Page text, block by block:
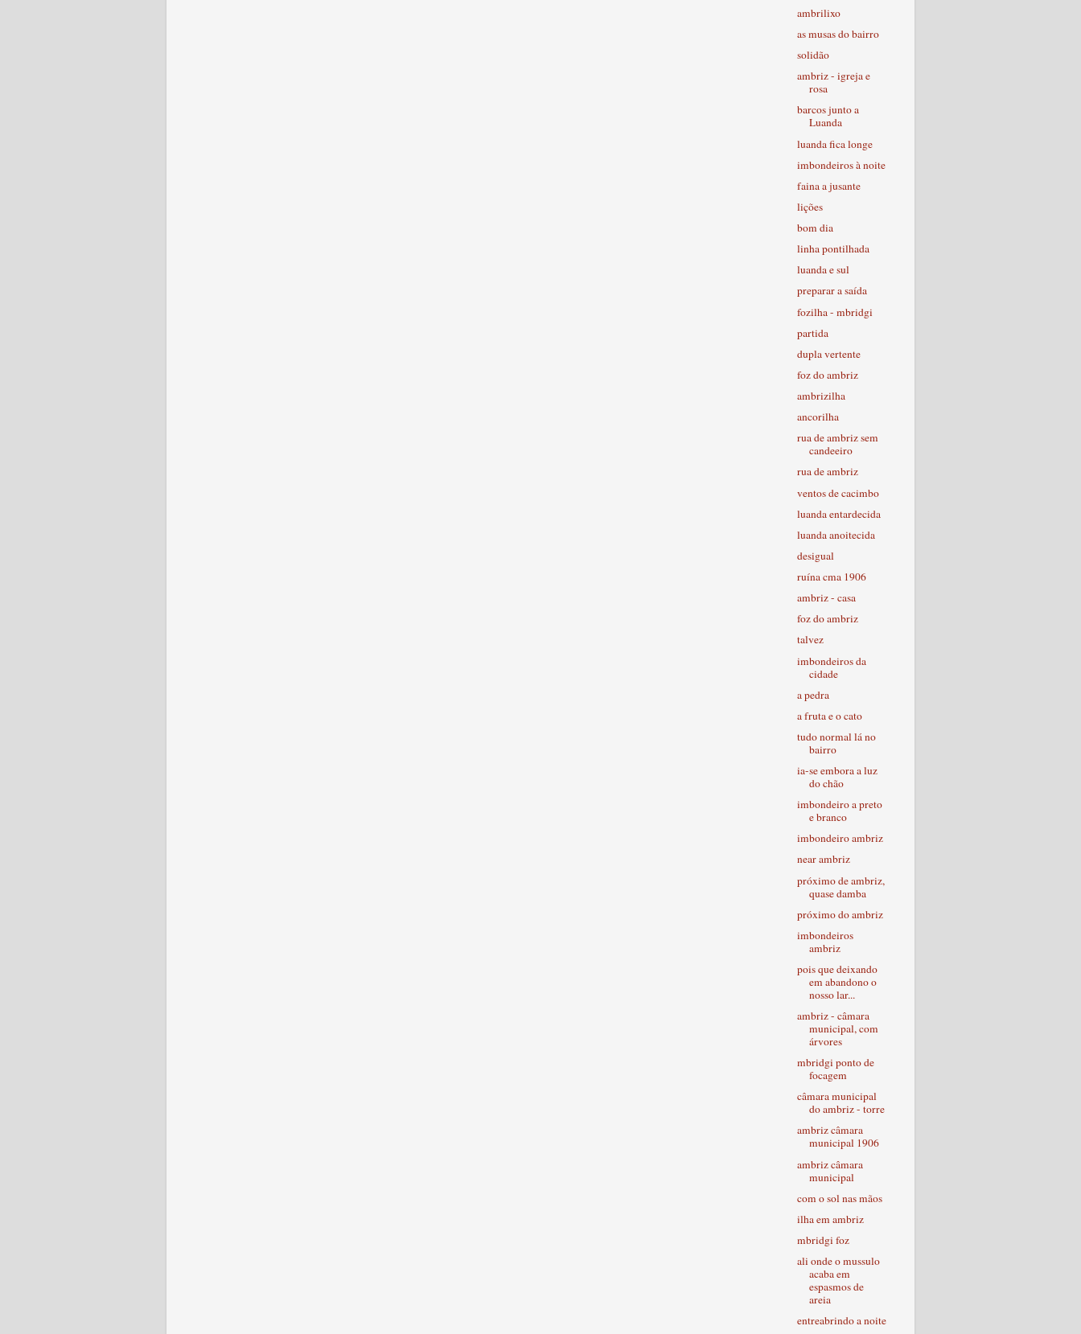
ambrilixo
as musas do bairro
solidão
ambriz - igreja e
rosa
barcos junto a
Luanda
luanda fica longe
imbondeiros à noite
faina a jusante
lições
bom dia
linha pontilhada
luanda e sul
preparar a saída
fozilha - mbridgi
partida
dupla vertente
foz do ambriz
ambrizilha
ancorilha
rua de ambriz sem
candeeiro
rua de ambriz
ventos de cacimbo
luanda entardecida
luanda anoitecida
desigual
ruína cma 1906
ambriz - casa
foz do ambriz
talvez
imbondeiros da
cidade
a pedra
a fruta e o cato
tudo normal lá no
bairro
ia-se embora a luz
do chão
imbondeiro a preto
e branco
imbondeiro ambriz
near ambriz
próximo de ambriz,
quase damba
próximo do ambriz
imbondeiros
ambriz
pois que deixando
em abandono o
nosso lar...
ambriz - câmara
municipal, com
árvores
mbridgi ponto de
focagem
câmara municipal
do ambriz - torre
ambriz câmara
municipal 1906
ambriz câmara
municipal
com o sol nas mãos
ilha em ambriz
mbridgi foz
ali onde o mussulo
acaba em
espasmos de
areia
entreabrindo a noite